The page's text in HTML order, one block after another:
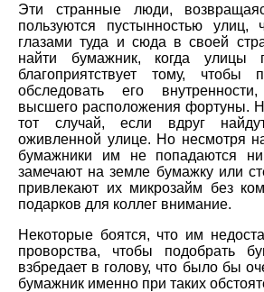
Эти странные люди,
пользуются пустынностью улиц,
глазами туда и сюда в своей
найти бумажник, когда улицы
благоприятствует тому, чтобы
обследовать его
высшего расположения фортуны.
тот случай, если вдруг
оживленной улице. Но несмотря
бумажники им не попадаются
замечают на земле бумажку или
привлекают их микрозайм без
подарков для коллег внимание.
Некоторые боятся, что им
проворства, чтобы подобрать
взбредает в голову, что было бы
бумажник именно при таких